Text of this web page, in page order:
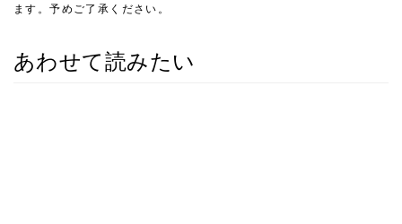
ます。予めご了承ください。
あわせて読みたい